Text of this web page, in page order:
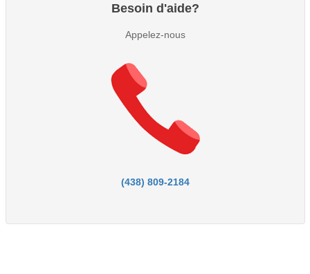
Besoin d'aide?
Appelez-nous
(438) 809-2184